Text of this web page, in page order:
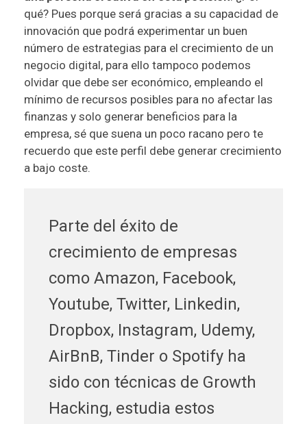
qué? Pues porque será gracias a su capacidad de
innovación que podrá experimentar un buen
número de estrategias para el crecimiento de un
negocio digital, para ello tampoco podemos
olvidar que debe ser económico, empleando el
mínimo de recursos posibles para no afectar las
finanzas y solo generar beneficios para la
empresa, sé que suena un poco racano pero te
recuerdo que este perfil debe generar crecimiento
a bajo coste.
Parte del éxito de
crecimiento de empresas
como Amazon, Facebook,
Youtube, Twitter, Linkedin,
Dropbox, Instagram, Udemy,
AirBnB, Tinder o Spotify ha
sido con técnicas de Growth
Hacking, estudia estos